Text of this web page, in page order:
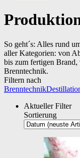
So geht´s: Alles rund
aller Kategorien: von
bis zum fertigen
Brenntechnik.
Filtern nach
Brenntechnik
Aktueller Filter
Sortierung